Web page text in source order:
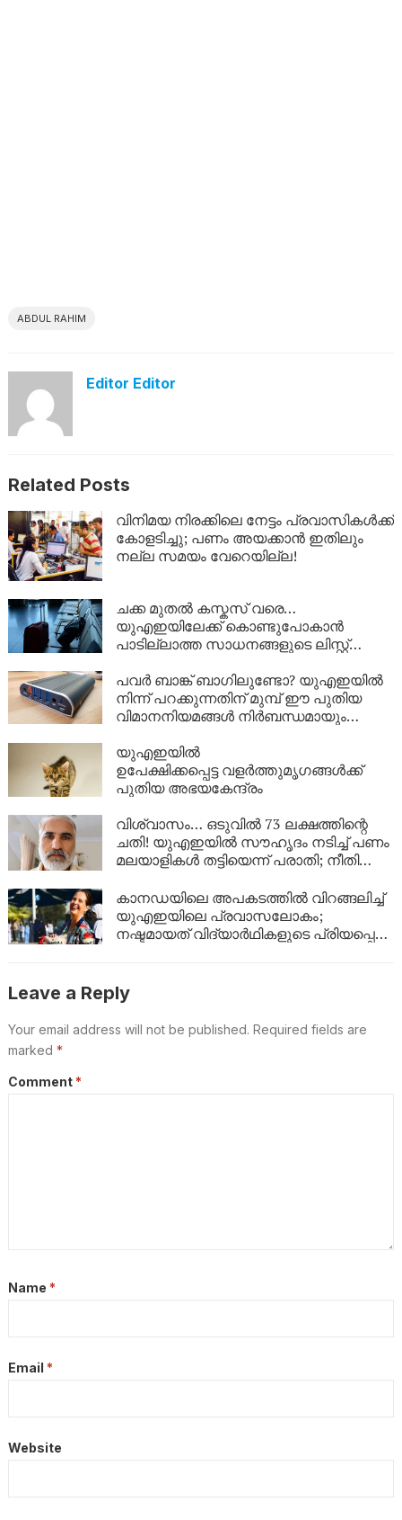
ABDUL RAHIM
Editor Editor
Related Posts
വിനിമയ നിരക്കിലെ നേട്ടം പ്രവാസികൾക്ക്
കോളടിച്ചു; പണം അയക്കാൻ ഇതിലും
നല്ല സമയം വേറെയില്ല!
ചക്ക മുതൽ കസ്കസ് വരെ…
യുഎഇയിലേക്ക് കൊണ്ടുപോകാൻ
പാടില്ലാത്ത സാധനങ്ങളുടെ ലിസ്റ്റ്
പവർ ബാങ്ക് ബാഗിലുണ്ടോ? യുഎഇയിൽ
നിന്ന് പറക്കുന്നതിന് മുമ്പ് ഈ പുതിയ
വിമാനനിയമങ്ങൾ നിർബന്ധമായും
യുഎഇയിൽ
ഉപേക്ഷിക്കപ്പെട്ട വളർത്തുമൃഗങ്ങൾക്ക്
പുതിയ അഭയകേന്ദ്രം
വിശ്വാസം… ഒടുവിൽ 73 ലക്ഷത്തിന്റെ
ചതി! യുഎഇയിൽ സൗഹൃദം നടിച്ച് പണം
മലയാളികൾ തട്ടിയെന്ന് പരാതി; നീതി
കാനഡയിലെ അപകടത്തിൽ വിറങ്ങലിച്ച്
യുഎഇയിലെ പ്രവാസലോകം;
നഷ്ടമായത് വിദ്യാർഥികളുടെ പ്രിയപ്പെട്ട
Leave a Reply
Your email address will not be published. Required fields are
marked *
Comment *
Name *
Email *
Website